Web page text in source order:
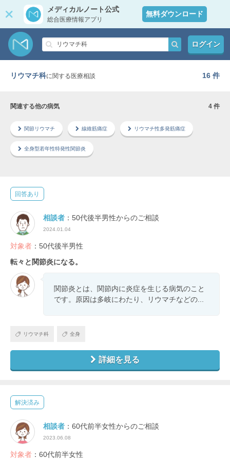
メディカルノート公式
総合医療情報アプリ
無料ダウンロード
ログイン
リウマチ科に関する医療相談 16 件
関連する他の病気 4 件
関節リウマチ 線維筋痛症 リウマチ性多発筋痛症
全身型若年性特発性関節炎
回答あり
相談者 ：50代後半男性からのご相談
2024.01.04
対象者 ：50代後半男性
転々と関節炎になる。
関節炎とは、関節内に炎症を生じる病気のこと
です。原因は多岐にわたり、リウマチなどの...
リウマチ科 全身
詳細を見る
解決済み
相談者 ：60代前半女性からのご相談
2023.06.08
対象者 ：60代前半女性